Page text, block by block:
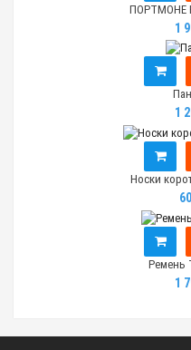
ПОРТМОНЕ
1
1
Носки
Ремень
1